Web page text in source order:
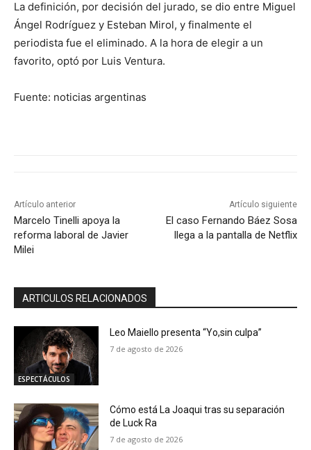
La definición, por decisión del jurado, se dio entre Miguel
Ángel Rodríguez y Esteban Mirol, y finalmente el
periodista fue el eliminado. A la hora de elegir a un
favorito, optó por Luis Ventura.
Fuente: noticias argentinas
Artículo anterior
Marcelo Tinelli apoya la
reforma laboral de Javier
Milei
Artículo siguiente
El caso Fernando Báez Sosa
llega a la pantalla de Netflix
ARTICULOS RELACIONADOS
ESPECTÁCULOS
Leo Maiello presenta “Yo,sin culpa”
7 de agosto de 2026
Cómo está La Joaqui tras su separación
de Luck Ra
7 de agosto de 2026